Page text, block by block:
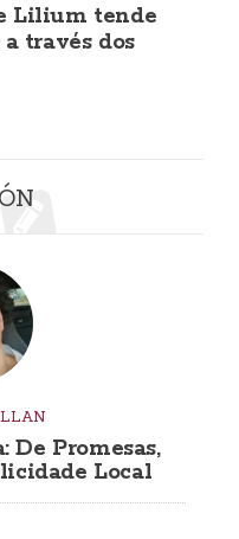
Lilium tende
través dos
De Promesas,
Local